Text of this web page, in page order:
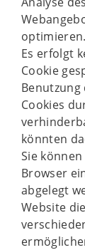
optimieren.
Es erfolgt
Cookie
Benutzung
Cookies
könnten
Sie
Browser
abgelegt
Website